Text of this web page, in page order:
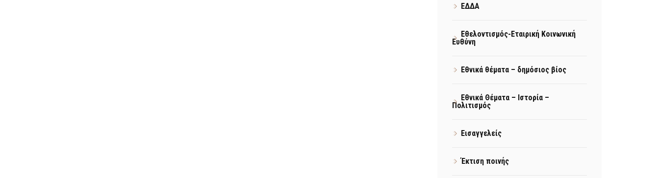
ΕΔΔΑ
Εθελοντισμός-Εταιρική Κοινωνική
Ευθύνη
Εθνικά θέματα – δημόσιος βίος
Εθνικά Θέματα – Ιστορία –
Πολιτισμός
Εισαγγελείς
Έκτιση ποινής